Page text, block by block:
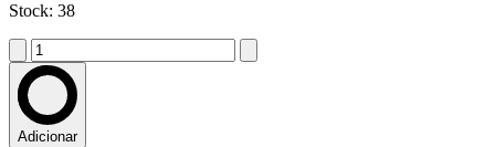
Stock: 38
Adicionar